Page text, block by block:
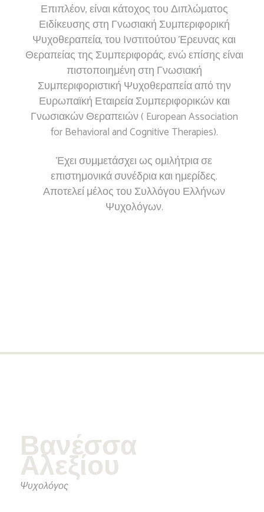
Επιπλέον, είναι κάτοχος του Διπλώματος
Ειδίκευσης στη Γνωσιακή Συμπεριφορική
Ψυχοθεραπεία, του Ινστιτούτου Έρευνας και
Θεραπείας της Συμπεριφοράς, ενώ επίσης είναι
πιστοποιημένη στη Γνωσιακή
Συμπεριφοριστική Ψυχοθεραπεία από την
Ευρωπαϊκή Εταιρεία Συμπεριφορικών και
Γνωσιακών Θεραπειών ( European Association
for Behavioral and Cognitive Therapies).
Έχει συμμετάσχει ως ομιλήτρια σε
επιστημονικά συνέδρια και ημερίδες.
Αποτελεί μέλος του Συλλόγου Ελλήνων
Ψυχολόγων.
Βανέσσα
Αλεξίου
Ψυχολόγος